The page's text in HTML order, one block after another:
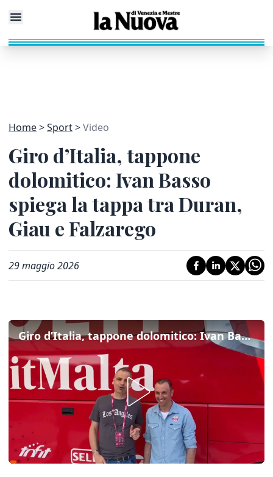
Home Sport Video
Giro d’Italia, tappone
dolomitico: Ivan Basso
spiega la tappa tra Duran,
Giau e Falzarego
29 maggio 2026
Giro d’Italia, tappone dolomitico: Ivan Basso spiega la tappa tra Duran, Giau e Falzarego